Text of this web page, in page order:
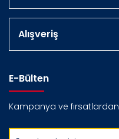
Alışveriş
E-Bülten
Kampanya ve